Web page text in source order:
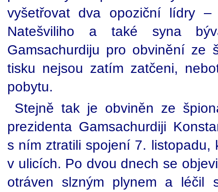
vyšetřovat dva opoziční lídry
Natešviliho a také syna
Gamsachurdiju pro obvinění ze
tisku nejsou zatím zatčeni,
pobytu.
Stejně tak je obviněn ze
prezidenta Gamsachurdiji
s ním ztratili spojení 7. listopadu,
v ulicích. Po dvou dnech se
otráven slzným plynem a léčil